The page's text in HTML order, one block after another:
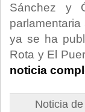
Sánchez y
ya se ha
Rota y El
noticia
Noticia de